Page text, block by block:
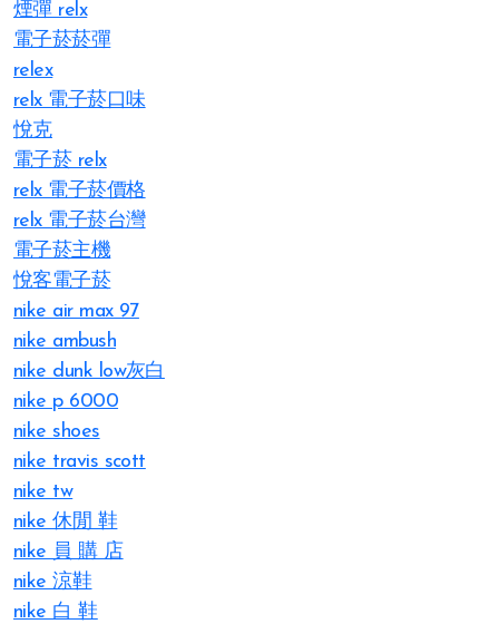
煙彈 relx
電子菸菸彈
relex
relx 電子菸口味
悅克
電子菸 relx
relx 電子菸價格
relx 電子菸台灣
電子菸主機
悅客電子菸
nike air max 97
nike ambush
nike dunk low灰白
nike p 6000
nike shoes
nike travis scott
nike tw
nike 休閒 鞋
nike 員 購 店
nike 涼鞋
nike 白 鞋